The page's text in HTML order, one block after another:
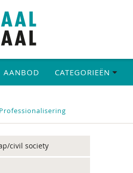
AANBOD CATEGORIEËN
Professionalisering
civil society